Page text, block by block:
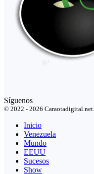
Síguenos
© 2022 - 2026 Caraotadigital.net.
Inicio
Venezuela
Mundo
EEUU
Sucesos
Show